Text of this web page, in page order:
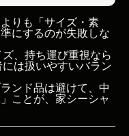
りも「サイズ・素
にするのが失敗しな
、持ち運び重視なら
は扱いやすいバラン
ンド品は避けて、中
ことが、家シーシャ